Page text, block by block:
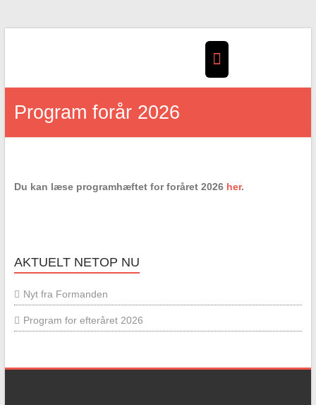
Program forår 2026
Du kan læse programhæftet for foråret 2026 her.
AKTUELT NETOP NU
Nyt fra Formanden
Program for efteråret 2026